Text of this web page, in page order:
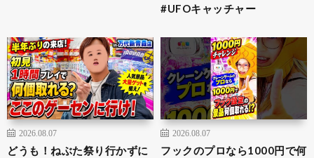
#UFOキャッチャー
2026.08.07
どうも！ねぶた祭り行かずに
2026.08.07
フックのプロなら1000円で何